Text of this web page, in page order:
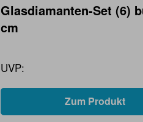
Glasdiamanten-Set (6)
cm
UVP:
Zum Produkt